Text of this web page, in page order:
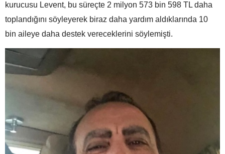
kurucusu Levent, bu süreçte 2 milyon 573 bin 598 TL daha
toplandığını söyleyerek biraz daha yardım aldıklarında 10
bin aileye daha destek vereceklerini söylemişti.